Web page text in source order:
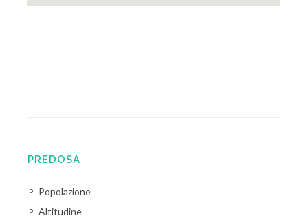
PREDOSA
Popolazione
Altitudine